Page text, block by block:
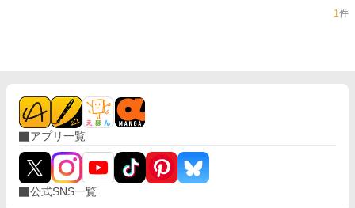
1件
アプリ一覧
公式SNS一覧